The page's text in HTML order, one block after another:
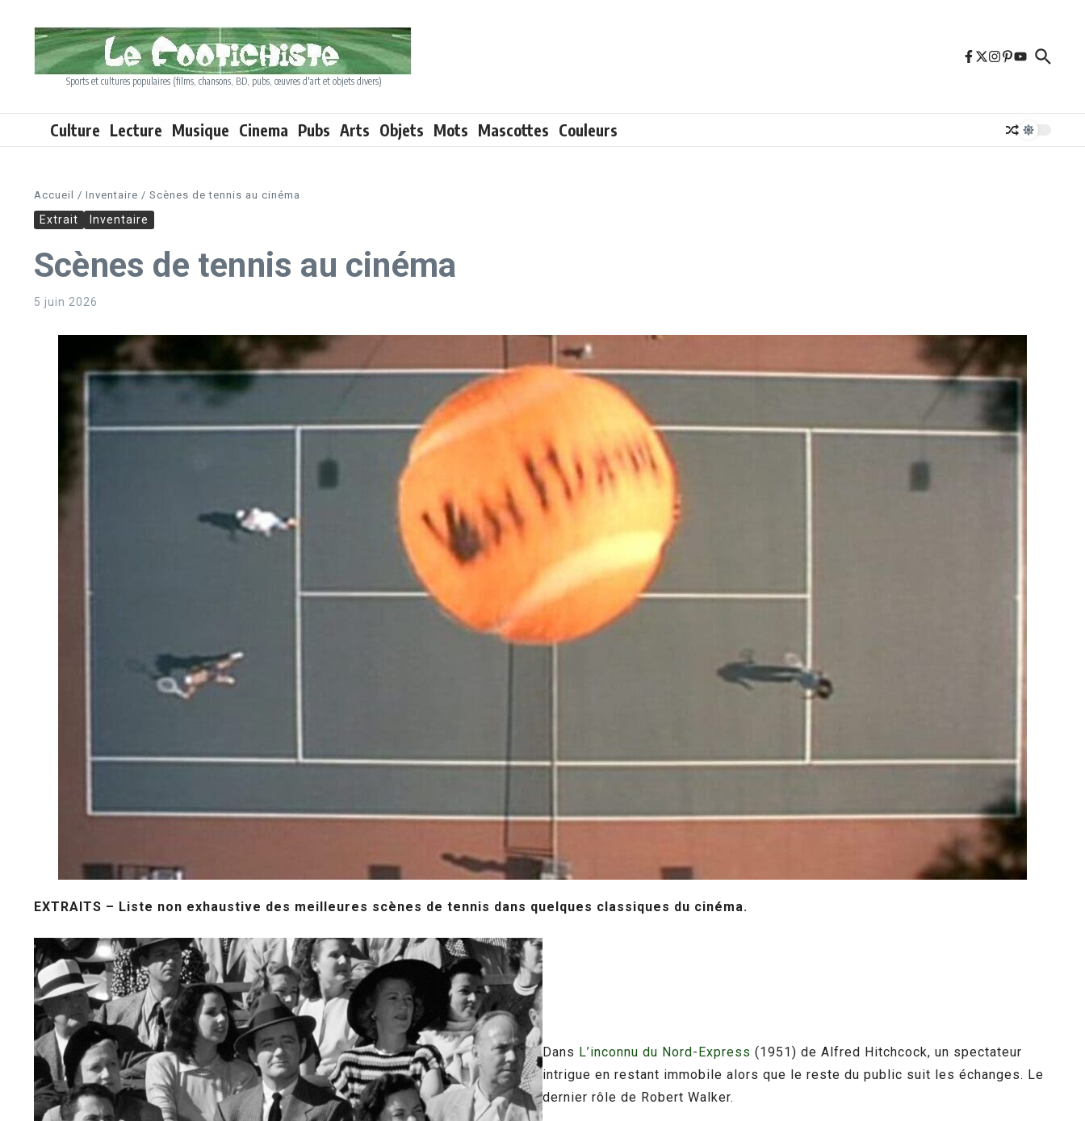
Sports et cultures populaires (films, chansons, BD, pubs, œuvres d'art et objets divers)
Culture Lecture Musique Cinema Pubs Arts Objets Mots Mascottes Couleurs
Accueil / Inventaire / Scènes de tennis au cinéma
Extrait Inventaire
Scènes de tennis au cinéma
5 juin 2026
EXTRAITS – Liste non exhaustive des meilleures scènes de tennis dans quelques classiques du cinéma.
Dans L’inconnu du Nord-Express (1951) de Alfred Hitchcock, un spectateur
intrigue en restant immobile alors que le reste du public suit les échanges. Le
dernier rôle de Robert Walker.